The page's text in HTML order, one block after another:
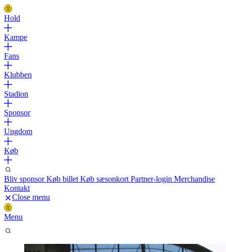
Hold
Kampe
Fans
Klubben
Stadion
Sponsor
Ungdom
Køb
Bliv sponsorKøb billet Køb sæsonkort Partner-login Merchandise
Kontakt
Close menu
Menu